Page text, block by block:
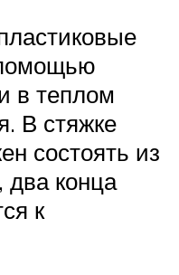
в теплом
В стяжке
состоять из
конца
к